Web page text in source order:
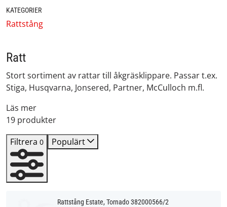
KATEGORIER
Rattstång
Ratt
Stort sortiment av rattar till åkgräsklippare. Passar t.ex.
Stiga, Husqvarna, Jonsered, Partner, McCulloch m.fl.
Läs mer
19 produkter
Filtrera 0 Populärt
Rattstång Estate, Tornado 382000566/2